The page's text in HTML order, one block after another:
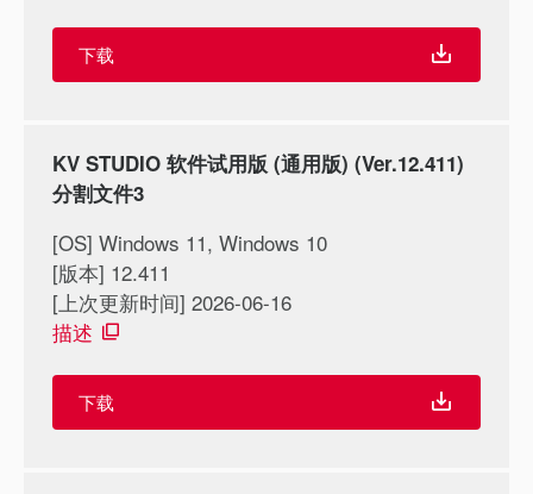
下载
KV STUDIO 软件试用版 (通用版) (Ver.12.411)
分割文件3
[OS] Windows 11, Windows 10
[版本] 12.411
[上次更新时间] 2026-06-16
描述
下载